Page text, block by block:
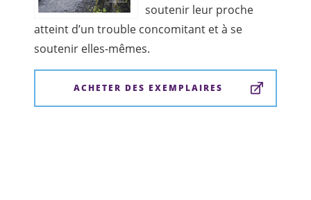
soutenir leur proche
atteint d’un trouble concomitant et à se
soutenir elles-mêmes.
ACHETER DES EXEMPLAIRES